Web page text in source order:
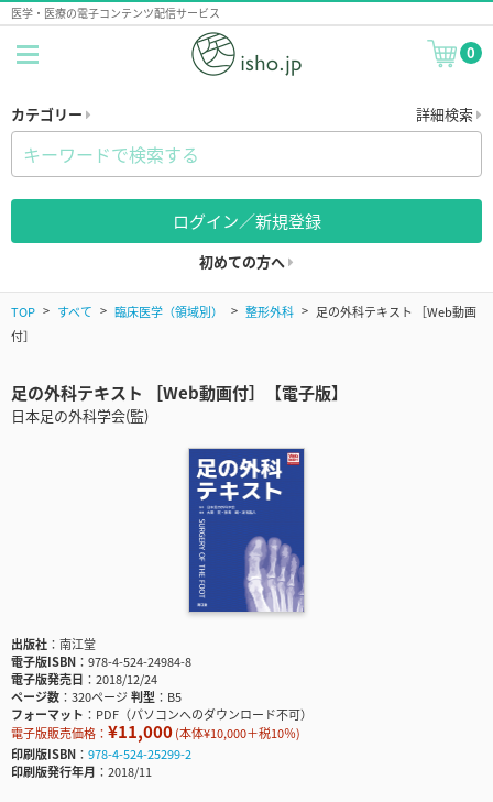
医学・医療の電子コンテンツ配信サービス
0
カテゴリー 詳細検索
ログイン／新規登録
初めての方へ
TOP すべて 臨床医学（領域別） 整形外科
足の外科テキスト ［Web動画
付］
足の外科テキスト ［Web動画付］【電子版】
日本足の外科学会(監)
出版社
南江堂
電子版ISBN
978-4-524-24984-8
電子版発売日
2018/12/24
ページ数
320ページ判型
B5
フォーマット
PDF（パソコンへのダウンロード不可）
電子版販売価格： ¥11,000(本体¥10,000＋税10％)
印刷版ISBN
978-4-524-25299-2
印刷版発行年月
2018/11